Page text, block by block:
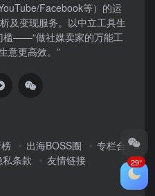
Facebook等）​的运
及变现服务。以中立工具生
槛——“做社媒卖家的万能工
意更高效。”
出海BOSS圈
专栏合
私条款 友情链接 29°